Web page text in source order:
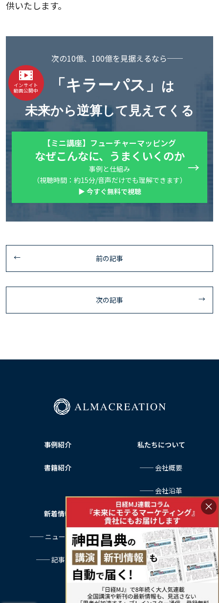
供いたします。
インサイト
動画公開中
次の10億、100億を見据えるなら──
「キラーパス」 は
未来から逆算して見えてくる
【ミニ講座】フューチャーマッピング
なぜこんなに、うまくいくのか
事例と仕組み
（視聴時間：約15分/音声だけでも理解できます）
▶ 今すぐ無料で視聴
前の記事
次の記事
×
事例紹介
書籍紹介
私たちについて
── 会社概要
── 会社沿革
新着情報
── ニュース一覧
── 記事一覧
サービス利用規約
プライバシーポリシー
特定商取引法に基づく表記
お問い合わせ